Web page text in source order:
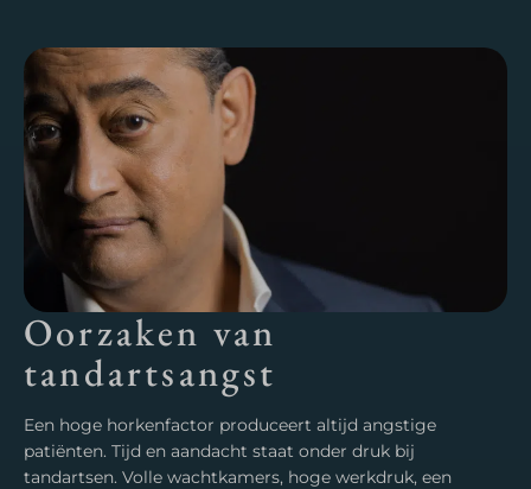
Oorzaken van
tandartsangst
Een hoge horkenfactor produceert altijd angstige
patiënten. Tijd en aandacht staat onder druk bij
tandartsen. Volle wachtkamers, hoge werkdruk, een